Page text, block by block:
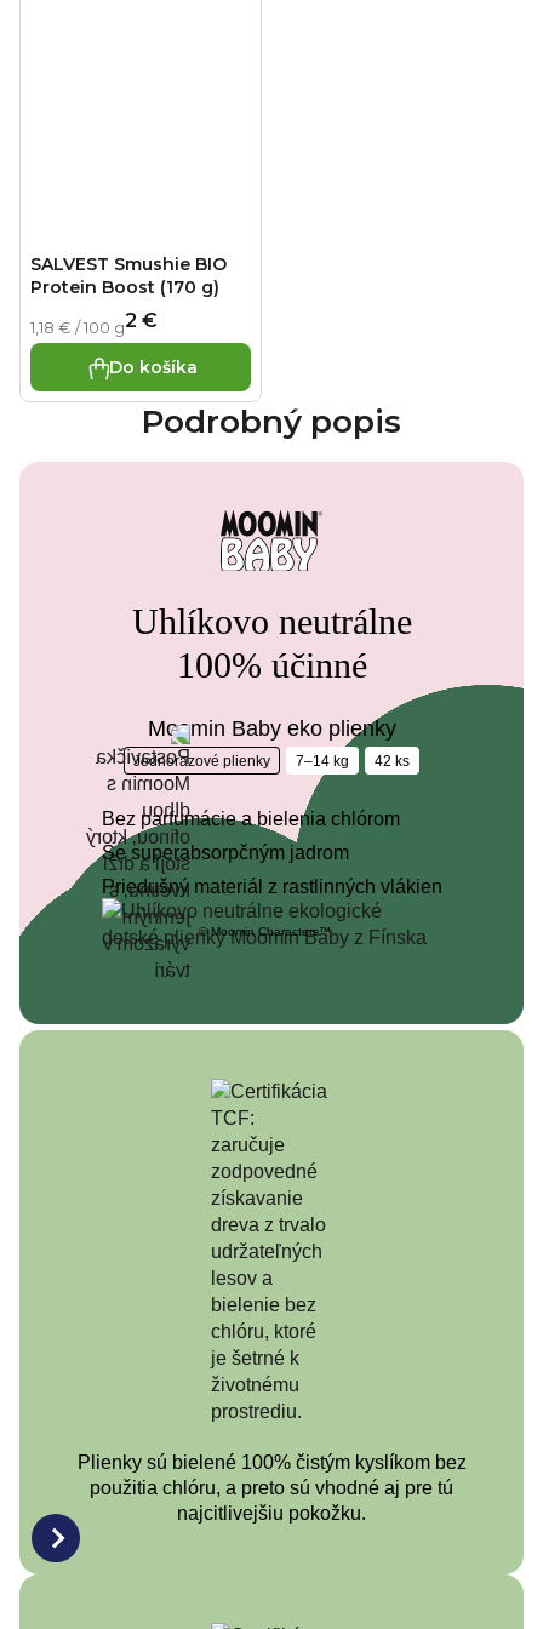
SALVEST Smushie BIO
Protein Boost (170 g)
2 €
Jednotková cena:
1,18 € / 100 g
Do košíka
Podrobný popis
Uhlíkovo neutrálne
100% účinné
Moomin Baby eko plienky
Jednorazové plienky 7–14 kg 42 ks
Bez parfumácie a bielenia chlórom
Se superabsorpčným jadrom
Priedušný materiál z rastlinných vlákien
© Moomin Characters™
Plienky sú bielené 100% čistým kyslíkom bez
použitia chlóru, a preto sú vhodné aj pre tú
najcitlivejšiu pokožku.